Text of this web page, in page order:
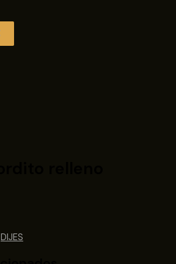
DIJES